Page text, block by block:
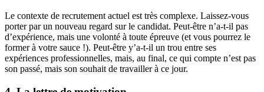
Le contexte de recrutement actuel est très complexe. Laissez-vous
porter par un nouveau regard sur le candidat. Peut-être n’a-t-il pas
d’expérience, mais une volonté à toute épreuve (et vous pourrez le
former à votre sauce !). Peut-être y’a-t-il un trou entre ses
expériences professionnelles, mais, au final, ce qui compte n’est pas
son passé, mais son souhait de travailler à ce jour.